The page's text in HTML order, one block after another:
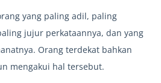
yang paling adil, paling
jujur perkataannya, dan yang
Orang terdekat bahkan
mengakui hal tersebut.